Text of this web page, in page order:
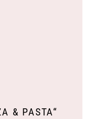
& PASTA“